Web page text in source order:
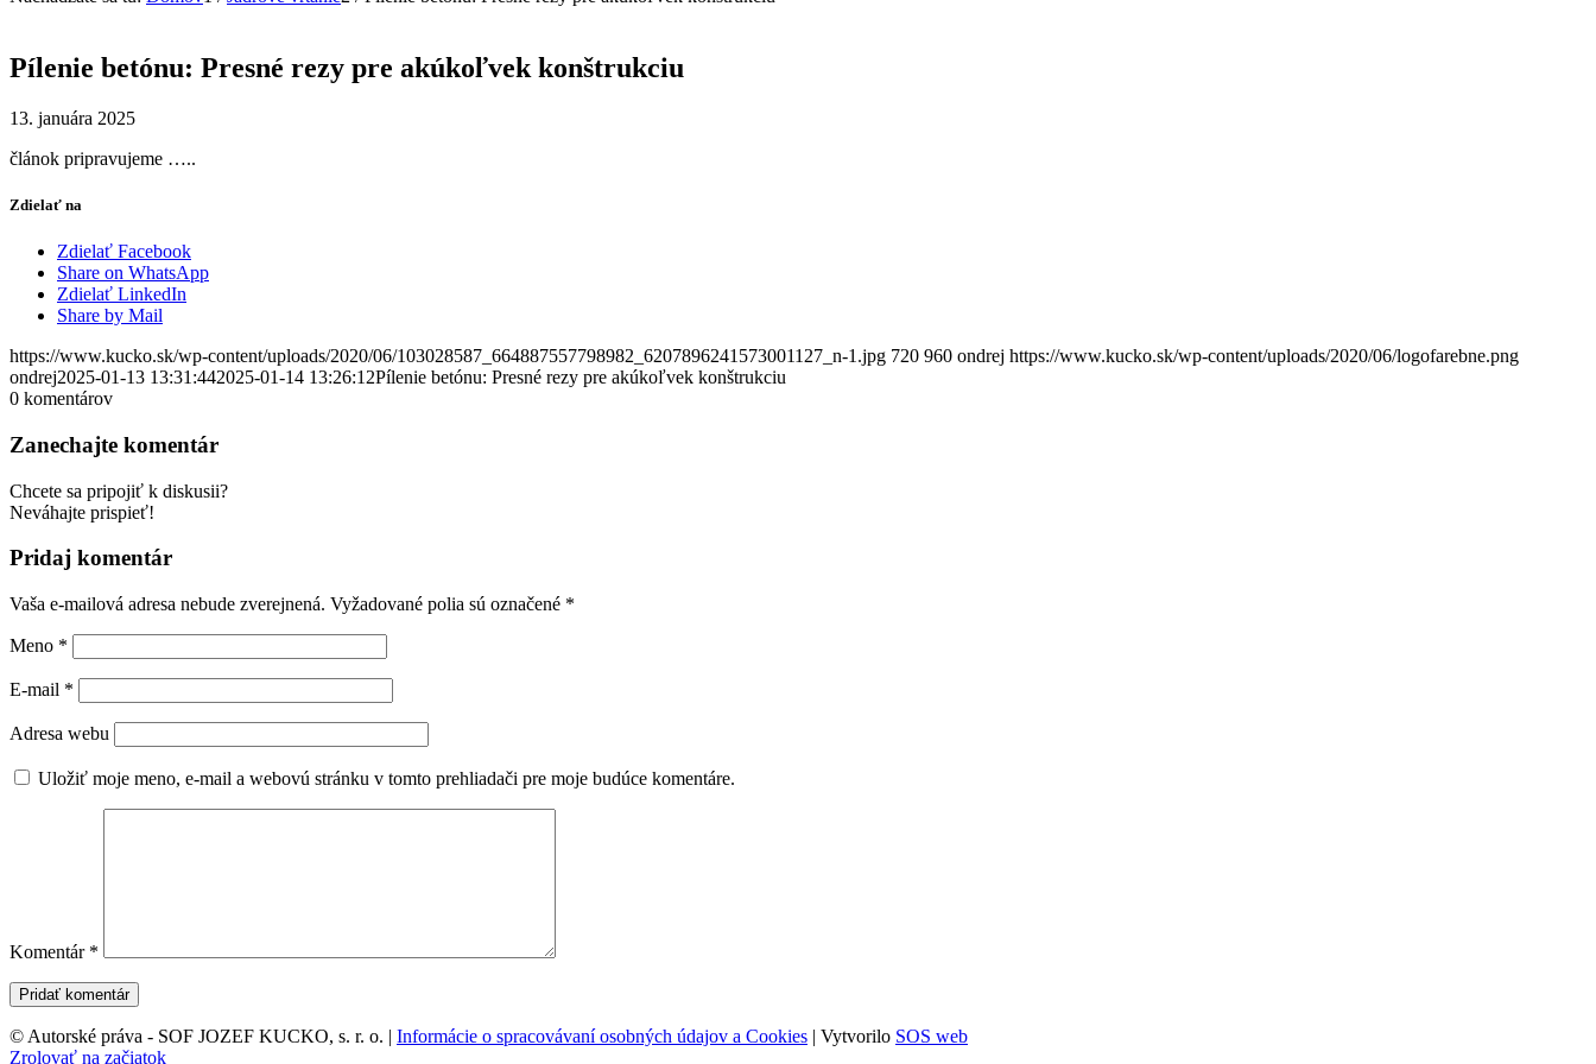
Pílenie betónu: Presné rezy pre akúkoľvek konštrukciu
13. januára 2025
článok pripravujeme …..
Zdielať na
Zdielať Facebook
Share on WhatsApp
Zdielať LinkedIn
Share by Mail
https://www.kucko.sk/wp-content/uploads/2020/06/103028587_664887557798982_6207896241573001127_n-1.jpg 720 960 ondrej https://www.kucko.sk/wp-content/uploads/2020/06/logofarebne.png
ondrej2025-01-13 13:31:442025-01-14 13:26:12Pílenie betónu: Presné rezy pre akúkoľvek konštrukciu
0 komentárov
Zanechajte komentár
Chcete sa pripojiť k diskusii?
Neváhajte prispieť!
Pridaj komentár
Vaša e-mailová adresa nebude zverejnená. Vyžadované polia sú označené *
Meno *
E-mail *
Adresa webu
Uložiť moje meno, e-mail a webovú stránku v tomto prehliadači pre moje budúce komentáre.
Komentár *
© Autorské práva - SOF JOZEF KUCKO, s. r. o. | Informácie o spracovávaní osobných údajov a Cookies | Vytvorilo SOS web
Zrolovať na začiatok